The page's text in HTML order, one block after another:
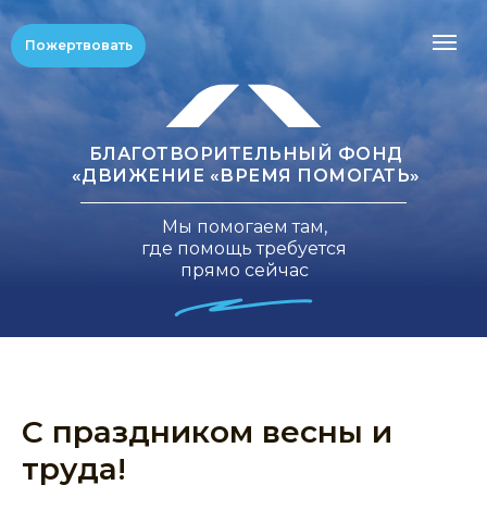
Пожертвовать
БЛАГОТВОРИТЕЛЬНЫЙ ФОНД
«ДВИЖЕНИЕ «ВРЕМЯ ПОМОГАТЬ»
Мы помогаем там,
где помощь требуется
прямо сейчас
С праздником весны и
труда!